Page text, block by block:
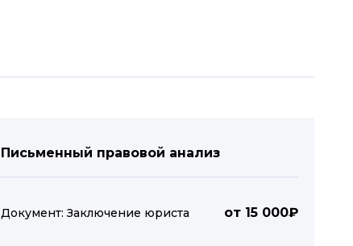
Письменный правовой анализ
Документ: Заключение юриста от 15 000₽